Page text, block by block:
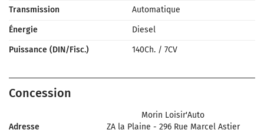
Transmission
Automatique
Énergie
Diesel
Puissance (DIN/Fisc.)
140Ch. / 7CV
Concession
Adresse
Morin Loisir'Auto
ZA la Plaine - 296 Rue Marcel Astier